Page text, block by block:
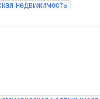
недвижимость